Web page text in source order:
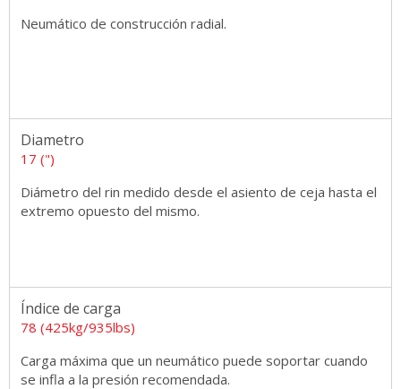
Neumático de construcción radial.
Diametro
17 (")
Diámetro del rin medido desde el asiento de ceja hasta el
extremo opuesto del mismo.
Índice de carga
78 (425kg/935lbs)
Carga máxima que un neumático puede soportar cuando
se infla a la presión recomendada.